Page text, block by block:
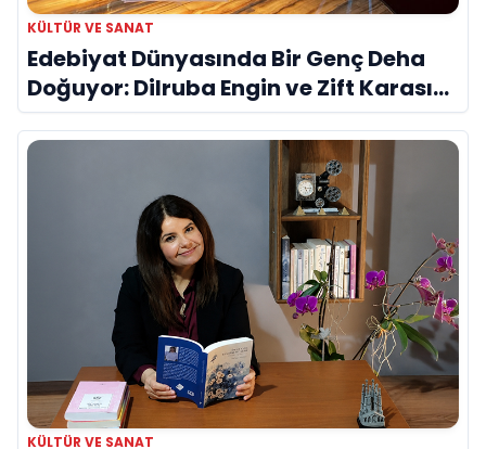
KÜLTÜR VE SANAT
Edebiyat Dünyasında Bir Genç Deha
Doğuyor: Dilruba Engin ve Zift Karası
Evreni ‘AVENOİR’
KÜLTÜR VE SANAT